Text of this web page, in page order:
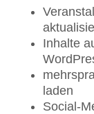
Inhalte
laden
Social-